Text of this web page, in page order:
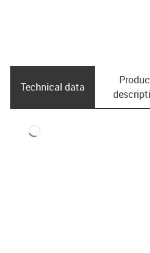
Technical data